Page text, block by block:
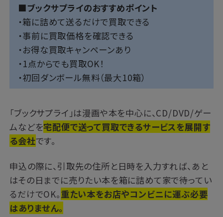
■ブックサプライのおすすめポイント
・箱に詰めて送るだけで買取できる
・事前に買取価格を確認できる
・お得な買取キャンペーンあり
・1点からでも買取OK！
・初回ダンボール無料（最大10箱）
「ブックサプライ」は漫画や本を中心に、CD/DVD/ゲー
ムなどを宅配便で送って買取できるサービスを展開す
る会社です。
申込の際に、引取先の住所と日時を入力すれば、あと
はその日までに売りたい本を箱に詰めて家で待ってい
るだけでOK。重たい本をお店やコンビニに運ぶ必要
はありません。